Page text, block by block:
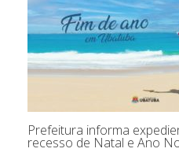
Prefeitura informa
recesso de Natal e Ano